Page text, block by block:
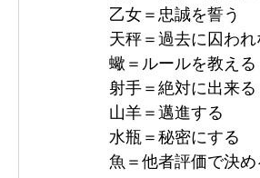
乙女＝忠誠を誓う
天秤＝過去に囚われ
蠍＝ルールを教える
射手＝絶対に出来る
山羊＝邁進する
水瓶＝秘密にする
魚＝他者評価で決め